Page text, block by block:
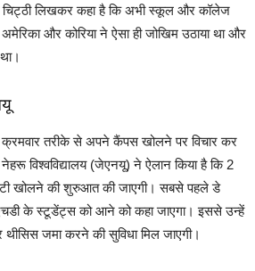
चिट्ठी लिखकर कहा है कि अभी स्‍कूल और कॉलेज
और कोरिया ने ऐसा ही जोखिम उठाया था और
क्रमवार तरीके से अपने कैंपस खोलने पर विचार कर
विश्‍वविद्यालय (जेएनयू) ने ऐलान किया है कि 2
खोलने की शुरुआत की जाएगी। सबसे पहले डे
के स्‍टूडेंट्स को आने को कहा जाएगा। इससे उन्‍हें
जमा करने की सुविधा मिल जाएगी।